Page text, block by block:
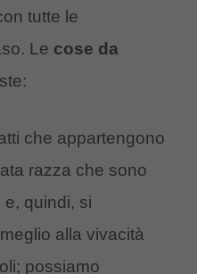
tutte le
Le cose da
che appartengono
razza che sono
e, quindi, si
alla vivacità
possiamo